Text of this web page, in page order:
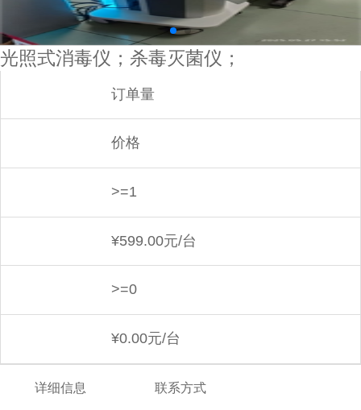
光照式消毒仪；杀毒灭菌仪；
订单量
价格
>=1
¥599.00元/台
>=0
¥0.00元/台
详细信息 联系方式